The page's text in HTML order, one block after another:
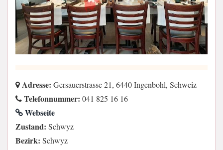
Adresse: Gersauerstrasse 21, 6440 Ingenbohl, Schweiz
Telefonnummer: 041 825 16 16
Webseite
Zustand: Schwyz
Bezirk: Schwyz